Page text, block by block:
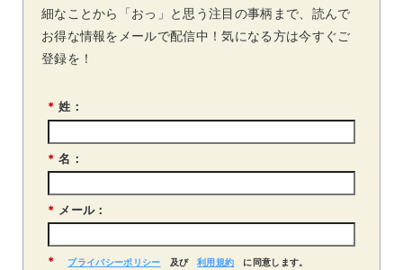
細なことから「おっ」と思う注目の事柄まで、読んで
お得な情報をメールで配信中！気になる方は今すぐご
登録を！
* 姓：
* 名：
* メール：
* プライバシーポリシー 及び 利用規約 に同意します。